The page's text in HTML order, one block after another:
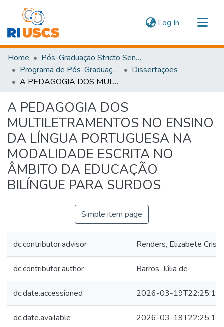
Log In (current)
Communities & Collections
Navigate
Statistics
Home
Pós-Graduação Stricto Sensu
Programa de Pós-Graduação em Educação
Dissertações
A PEDAGOGIA DOS MULTILETRAMENTOS NO ENSINO DA LÍNGUA PORTUGUESA NA MODALIDADE ESCRITA NO ÂMBITO DA EDUCAÇÃO BILÍNGUE PARA SURDOS
A PEDAGOGIA DOS
MULTILETRAMENTOS NO ENSINO
DA LÍNGUA PORTUGUESA NA
MODALIDADE ESCRITA NO
ÂMBITO DA EDUCAÇÃO
BILÍNGUE PARA SURDOS
Simple item page
dc.contributor.advisor Renders, Elizabete
dc.contributor.author Barros, Júlia de
dc.date.accessioned 2026-03-
dc.date.available 2026-03-